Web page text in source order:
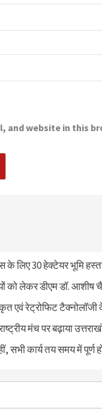
and website in this
के लिए 30 हेक्टेयर भूमि
को लेकर डीएम डॉ. आशीष
एवं रेट्रोफिट टैक्नोलाॅजी
मंच पर बढ़ाया
सभी कार्य तय समय में पूर्ण